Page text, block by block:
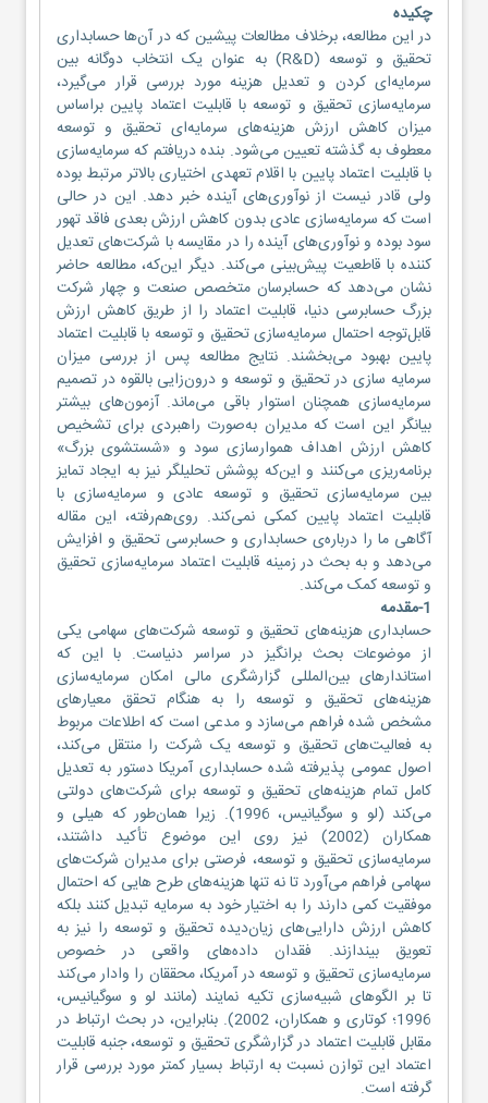
چکیده
در این مطالعه، برخلاف مطالعات پیشین که در آن‌ها حسابداری
تحقیق و توسعه (R&D) به عنوان یک انتخاب دوگانه بین
سرمایه‌‌‌ای کردن و تعدیل هزینه مورد بررسی قرار می‌گیرد،
سرمایه‌‌سازی تحقیق و توسعه با قابلیت اعتماد پایین براساس
میزان کاهش ارزش هزینه‌های سرمایه‌‌‌ای تحقیق و توسعه
معطوف به گذشته تعیین می‌شود. بنده دریافتم که سرمایه‌سازی
با قابلیت اعتماد پایین با اقلام تعهدی اختیاری بالاتر مرتبط بوده
ولی قادر نیست از نوآوری‌های آینده خبر دهد. این در حالی
است که سرمایه‌سازی عادی بدون کاهش ارزش بعدی فاقد تهور
سود بوده و نوآوری‌های آینده را در مقایسه با شرکت‌های تعدیل
کننده با قاطعیت پیش‌بینی می‌کند. دیگر این‌که، مطالعه حاضر
نشان می‌دهد که حسابرسان متخصص صنعت و چهار شرکت
بزرگ حسابرسی دنیا، قابلیت اعتماد را از طریق کاهش ارزش
قابل‌توجه احتمال سرمایه‌سازی تحقیق و توسعه با قابلیت اعتماد
پایین بهبود می‌بخشند. نتایج مطالعه پس از بررسی میزان
سرمایه سازی در تحقیق و توسعه و درون‌زایی بالقوه در تصمیم
سرمایه‌سازی همچنان استوار باقی می‌ماند. آزمون‌های بیشتر
بیانگر این است که مدیران به‌‌صورت راهبردی برای تشخیص
کاهش ارزش اهداف هموارسازی سود و «شستشوی بزرگ»
برنامه‌ریزی می‌کنند و این‌که پوشش تحلیلگر نیز به ایجاد تمایز
بین سرمایه‌سازی تحقیق و توسعه عادی و سرمایه‌سازی با
قابلیت اعتماد پایین کمکی نمی‌کند. روی‌هم‌رفته، این مقاله
آگاهی ما را درباره‌ی حسابداری و حسابرسی تحقیق و افزایش
می‌دهد و به بحث در زمینه قابلیت اعتماد سرمایه‌سازی تحقیق
و توسعه کمک می‌کند.
1-مقدمه
حسابداری هزینه‌های تحقیق و توسعه شرکت‌های سهامی یکی
از موضوعات بحث برانگیز در سراسر دنیاست. با این که
استاندارهای بین‌المللی گزارشگری مالی امکان سرمایه‌سازی
هزینه‌های تحقیق و توسعه را به هنگام تحقق معیارهای
مشخص شده فراهم می‌سازد و مدعی است که اطلاعات مربوط
به فعالیت‌های تحقیق و توسعه یک شرکت را منتقل می‌کند،
اصول عمومی پذیرفته شده حسابداری آمریکا دستور به تعدیل
کامل تمام هزینه‌های تحقیق و توسعه برای شرکت‌های دولتی
می‌کند (لو و سوگیانیس، 1996). زیرا همان‌طور که هیلی و
همکاران (2002) نیز روی این موضوع تأکید داشتند،
سرمایه‌سازی تحقیق و توسعه، فرصتی برای مدیران شرکت‌های
سهامی فراهم می‌آورد تا نه تنها هزینه‌های طرح هایی که احتمال
موفقیت کمی دارند را به اختیار خود به سرمایه تبدیل کنند بلکه
کاهش ارزش دارایی‌های زیان‌دیده تحقیق و توسعه را نیز به
تعویق بیندازند. فقدان داده‌های واقعی در خصوص
سرمایه‌سازی تحقیق و توسعه در آمریکا، محققان را وادار می‌کند
تا بر الگوهای شبیه‌سازی تکیه نمایند (مانند لو و سوگیانیس،
1996؛ کوتاری و همکاران، 2002). بنابراین، در بحث ارتباط در
مقابل قابلیت اعتماد در گزارشگری تحقیق و توسعه، جنبه قابلیت
اعتماد این توازن نسبت به ارتباط بسیار کمتر مورد بررسی قرار
گرفته است.